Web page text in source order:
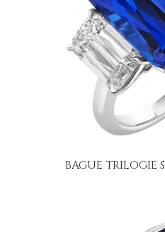
BAGUE TRILOGIE